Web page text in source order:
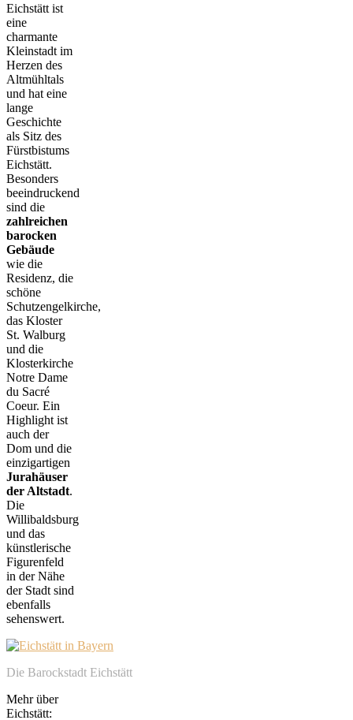
Eichstätt ist
eine
charmante
Kleinstadt im
Herzen des
Altmühltals
und hat eine
lange
Geschichte
als Sitz des
Fürstbistums
Eichstätt.
Besonders
beeindruckend
sind die
zahlreichen
barocken
Gebäude
wie die
Residenz, die
schöne
Schutzengelkirche,
das Kloster
St. Walburg
und die
Klosterkirche
Notre Dame
du Sacré
Coeur. Ein
Highlight ist
auch der
Dom und die
einzigartigen
Jurahäuser
der Altstadt.
Die
Willibaldsburg
und das
künstlerische
Figurenfeld
in der Nähe
der Stadt sind
ebenfalls
sehenswert.
Die Barockstadt Eichstätt
Mehr über
Eichstätt: